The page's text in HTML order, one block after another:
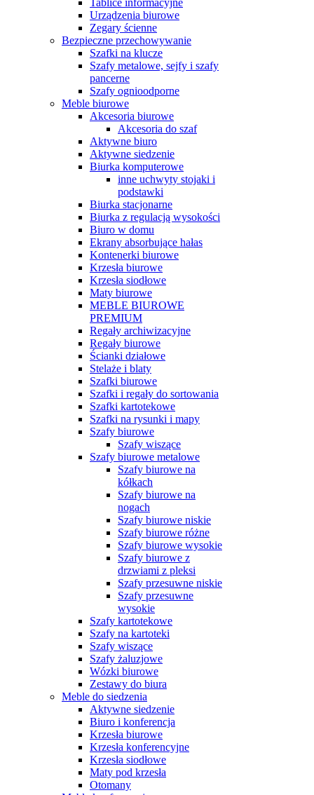
Urządzenia biurowe
Zegary ścienne
Bezpieczne przechowywanie
Szafki na klucze
Szafy metalowe, sejfy i szafy
pancerne
Szafy ognioodporne
Meble biurowe
Akcesoria biurowe
Akcesoria do szaf
Aktywne biuro
Aktywne siedzenie
Biurka komputerowe
inne uchwyty stojaki i
podstawki
Biurka stacjonarne
Biurka z regulacją wysokości
Biuro w domu
Ekrany absorbujące hałas
Kontenerki biurowe
Krzesła biurowe
Krzesła siodłowe
Maty biurowe
MEBLE BIUROWE
PREMIUM
Regały archiwizacyjne
Regały biurowe
Ścianki działowe
Stelaże i blaty
Szafki biurowe
Szafki i regały do sortowania
Szafki kartotekowe
Szafki na rysunki i mapy
Szafy biurowe
Szafy wiszące
Szafy biurowe metalowe
Szafy biurowe na
kółkach
Szafy biurowe na
nogach
Szafy biurowe niskie
Szafy biurowe różne
Szafy biurowe wysokie
Szafy biurowe z
drzwiami z pleksi
Szafy przesuwne niskie
Szafy przesuwne
wysokie
Szafy kartotekowe
Szafy na kartoteki
Szafy wiszące
Szafy żaluzjowe
Wózki biurowe
Zestawy do biura
Meble do siedzenia
Aktywne siedzenie
Biuro i konferencja
Krzesła biurowe
Krzesła konferencyjne
Krzesła siodłowe
Maty pod krzesła
Otomany